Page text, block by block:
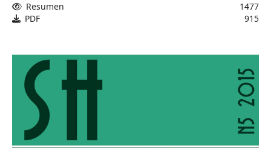
Resumen
1477
PDF
915